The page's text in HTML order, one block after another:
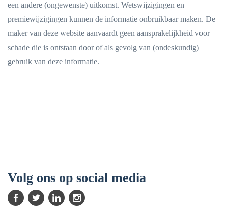
een andere (ongewenste) uitkomst. Wetswijzigingen en
premiewijzigingen kunnen de informatie onbruikbaar maken. De
maker van deze website aanvaardt geen aansprakelijkheid voor
schade die is ontstaan door of als gevolg van (ondeskundig)
gebruik van deze informatie.
Volg ons op social media